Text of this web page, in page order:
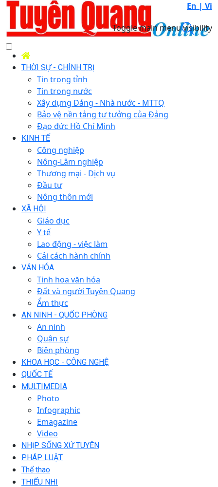
En | Vi
Toggle main menu visibility
THỜI SỰ - CHÍNH TRỊ
Tin trong tỉnh
Tin trong nước
Xây dựng Đảng - Nhà nước - MTTQ
Bảo vệ nền tảng tư tưởng của Đảng
Đạo đức Hồ Chí Minh
KINH TẾ
Công nghiệp
Nông-Lâm nghiệp
Thương mại - Dịch vụ
Đầu tư
Nông thôn mới
XÃ HỘI
Giáo dục
Y tế
Lao động - việc làm
Cải cách hành chính
VĂN HÓA
Tinh hoa văn hóa
Đất và người Tuyên Quang
Ẩm thực
AN NINH - QUỐC PHÒNG
An ninh
Quân sự
Biên phòng
KHOA HỌC - CÔNG NGHỆ
QUỐC TẾ
MULTIMEDIA
Photo
Infographic
Emagazine
Video
NHỊP SỐNG XỨ TUYÊN
PHÁP LUẬT
Thể thao
THIẾU NHI